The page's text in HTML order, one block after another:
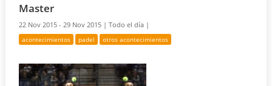
Master
22 Nov 2015 - 29 Nov 2015 |Todo el día |
acontecimientos padel otros acontecimientos